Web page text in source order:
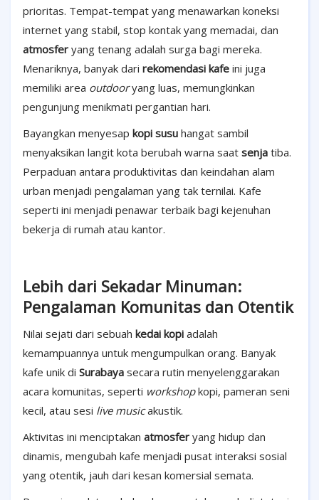
prioritas. Tempat-tempat yang menawarkan koneksi
internet yang stabil, stop kontak yang memadai, dan
atmosfer yang tenang adalah surga bagi mereka.
Menariknya, banyak dari rekomendasi kafe ini juga
memiliki area outdooryang luas, memungkinkan
pengunjung menikmati pergantian hari.
Bayangkan menyesap kopi susu hangat sambil
menyaksikan langit kota berubah warna saat senja tiba.
Perpaduan antara produktivitas dan keindahan alam
urban menjadi pengalaman yang tak ternilai. Kafe
seperti ini menjadi penawar terbaik bagi kejenuhan
bekerja di rumah atau kantor.
Lebih dari Sekadar Minuman:
Pengalaman Komunitas dan Otentik
Nilai sejati dari sebuah kedai kopi adalah
kemampuannya untuk mengumpulkan orang. Banyak
kafe unik di Surabaya secara rutin menyelenggarakan
acara komunitas, seperti workshopkopi, pameran seni
kecil, atau sesi live musicakustik.
Aktivitas ini menciptakan atmosfer yang hidup dan
dinamis, mengubah kafe menjadi pusat interaksi sosial
yang otentik, jauh dari kesan komersial semata.